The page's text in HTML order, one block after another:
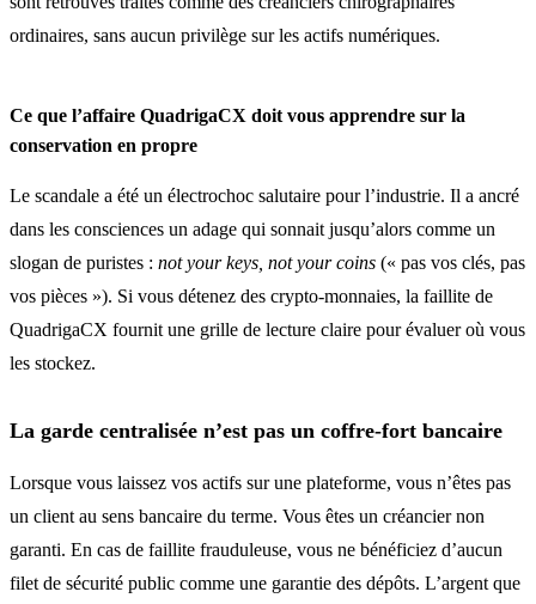
ordinaires, sans aucun privilège sur les actifs numériques.
Ce que l’affaire QuadrigaCX doit vous apprendre sur la
conservation en propre
Le scandale a été un électrochoc salutaire pour l’industrie. Il a ancré
dans les consciences un adage qui sonnait jusqu’alors comme un
slogan de puristes : not your keys, not your coins (« pas vos clés, pas
vos pièces »). Si vous détenez des crypto-monnaies, la faillite de
QuadrigaCX fournit une grille de lecture claire pour évaluer où vous
les stockez.
La garde centralisée n’est pas un coffre-fort bancaire
Lorsque vous laissez vos actifs sur une plateforme, vous n’êtes pas
un client au sens bancaire du terme. Vous êtes un créancier non
garanti. En cas de faillite frauduleuse, vous ne bénéficiez d’aucun
filet de sécurité public comme une garantie des dépôts. L’argent que